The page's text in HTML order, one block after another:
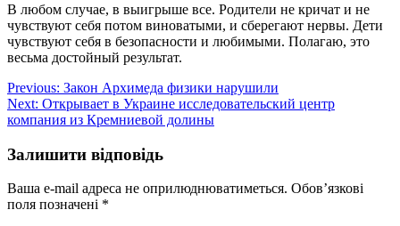
В любом случае, в выигрыше все. Родители не кричат и не
чувствуют себя потом виноватыми, и сберегают нервы. Дети
чувствуют себя в безопасности и любимыми. Полагаю, это
весьма достойный результат.
Навігація
записів
Previous: Закон Архимеда физики нарушили
Next: Открывает в Украине исследовательский центр
компания из Кремниевой долины
Залишити відповідь
Ваша e-mail адреса не оприлюднюватиметься. Обов’язкові
поля позначені *